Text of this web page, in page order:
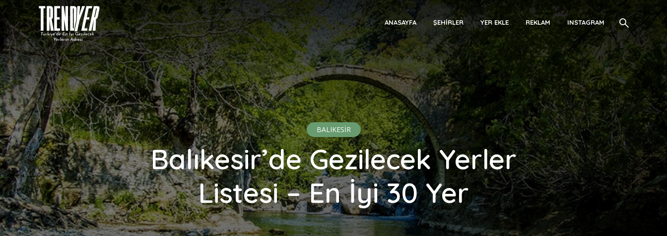
ANASAYFA ŞEHIRLER YER EKLE REKLAM INSTAGRAM
BALIKESİR
Balıkesir’de Gezilecek Yerler
Listesi – En İyi 30 Yer